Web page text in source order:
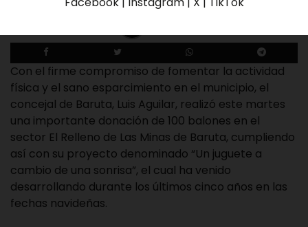
Con el firme compromiso de fomentar la actividad
física y el sano esparcimiento en el municipio, el
concejal de Baruta, Luis Aguilar, realizó este martes
una importante donación de 100 balones en el
sector El Relleno de Las Minas de Baruta, cumpliendo
así con su proyecto denominado “Un juguete a
cambio de una sonrisa”, el cual ha venido
desarrollando durante los últimos cinco años en las
fechas navideñas.